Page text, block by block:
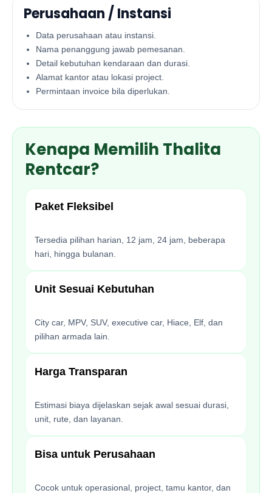
Perusahaan / Instansi
Data perusahaan atau instansi.
Nama penanggung jawab pemesanan.
Detail kebutuhan kendaraan dan durasi.
Alamat kantor atau lokasi project.
Permintaan invoice bila diperlukan.
Kenapa Memilih Thalita
Rentcar?
Paket Fleksibel
Tersedia pilihan harian, 12 jam, 24 jam, beberapa
hari, hingga bulanan.
Unit Sesuai Kebutuhan
City car, MPV, SUV, executive car, Hiace, Elf, dan
pilihan armada lain.
Harga Transparan
Estimasi biaya dijelaskan sejak awal sesuai durasi,
unit, rute, dan layanan.
Bisa untuk Perusahaan
Cocok untuk operasional, project, tamu kantor, dan